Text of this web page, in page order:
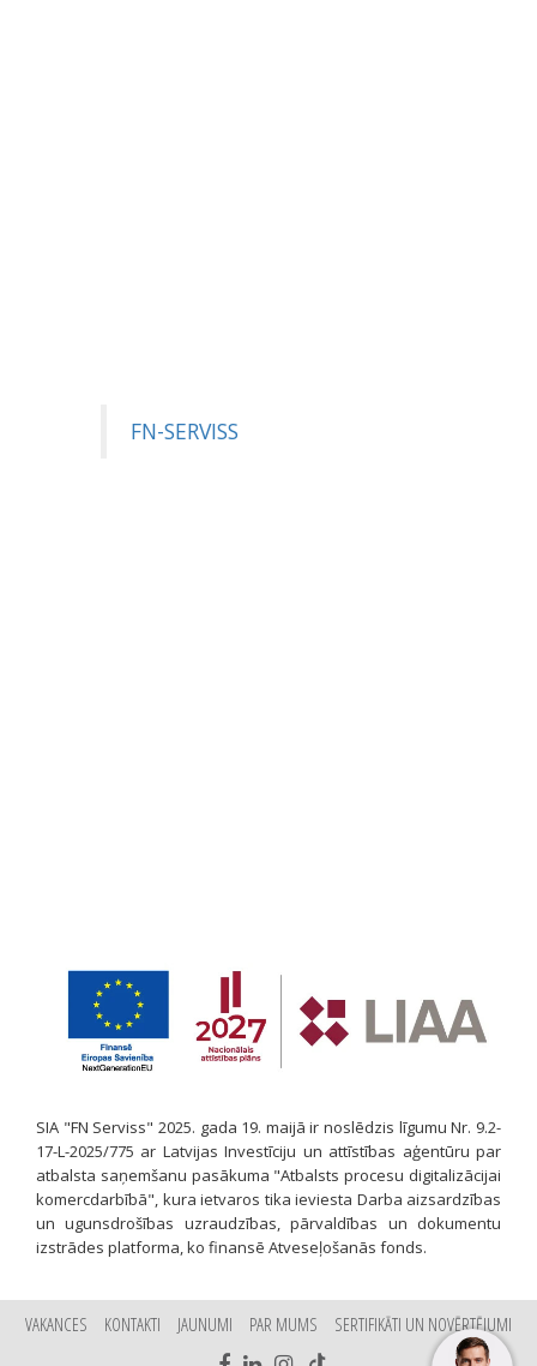
FN-SERVISS
SIA "FN Serviss" 2025. gada 19. maijā ir noslēdzis līgumu Nr. 9.2-
17-L-2025/775 ar Latvijas Investīciju un attīstības aģentūru par
atbalsta saņemšanu pasākuma "Atbalsts procesu digitalizācijai
komercdarbībā", kura ietvaros tika ieviesta Darba aizsardzības
un ugunsdrošības uzraudzības, pārvaldības un dokumentu
izstrādes platforma, ko finansē Atveseļošanās fonds.
VAKANCES KONTAKTI JAUNUMI PAR MUMS SERTIFIKĀTI UN NOVĒRTĒJUMI